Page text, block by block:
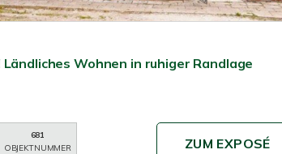
Wohnen in ruhiger Randlage
681
OBJEKTNUMMER
ZUM EXPOSÉ